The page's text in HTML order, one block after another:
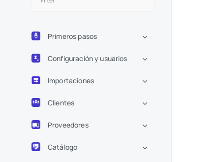
Primeros pasos
Configuración y usuarios
Importaciones
Clientes
Proveedores
Catálogo